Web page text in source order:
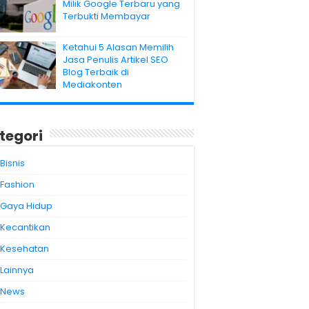
Milik Google Terbaru yang
Terbukti Membayar
Ketahui 5 Alasan Memilih
Jasa Penulis Artikel SEO
Blog Terbaik di
Mediakonten
Bisnis
Fashion
Gaya Hidup
Kecantikan
Kesehatan
Lainnya
News